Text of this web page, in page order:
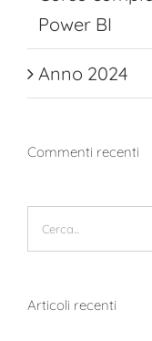
Power BI
Anno 2024
Commenti recenti
Cerca
per:
Articoli recenti